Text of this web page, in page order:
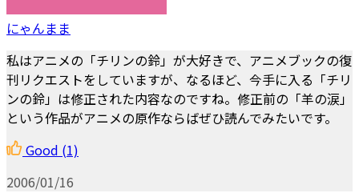
にゃんまま
私はアニメの「チリンの鈴」が大好きで、アニメブックの復
刊リクエストをしていますが、なるほど、今手に入る「チリ
ンの鈴」は修正された内容なのですね。修正前の「羊の涙」
という作品がアニメの原作ならばぜひ読んでみたいです。
Good (1)
2006/01/16